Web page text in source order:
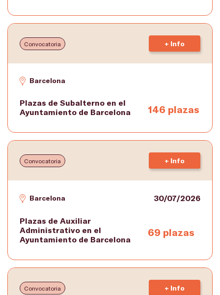
Convocatoria + Info
Barcelona
Plazas de Subalterno en el
Ayuntamiento de Barcelona
146 plazas
Convocatoria + Info
Barcelona 30/07/2026
Plazas de Auxiliar
Administrativo en el
Ayuntamiento de Barcelona
69 plazas
Convocatoria + Info